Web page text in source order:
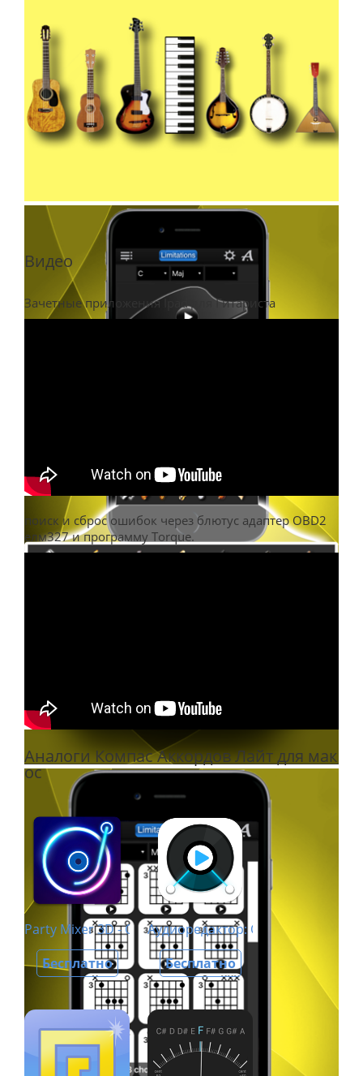
Видео
Зачетные приложения Ipad для Гитариста
поиск и сброс ошибок через блютус адаптер OBD2
елм327 и программу Torque.
Аналоги Компас Аккордов Лайт для мак
ос
Party Mixer 3D - Студия диджея
Бесплатно
Аудиоредактор: Обработка звука
Бесплатно